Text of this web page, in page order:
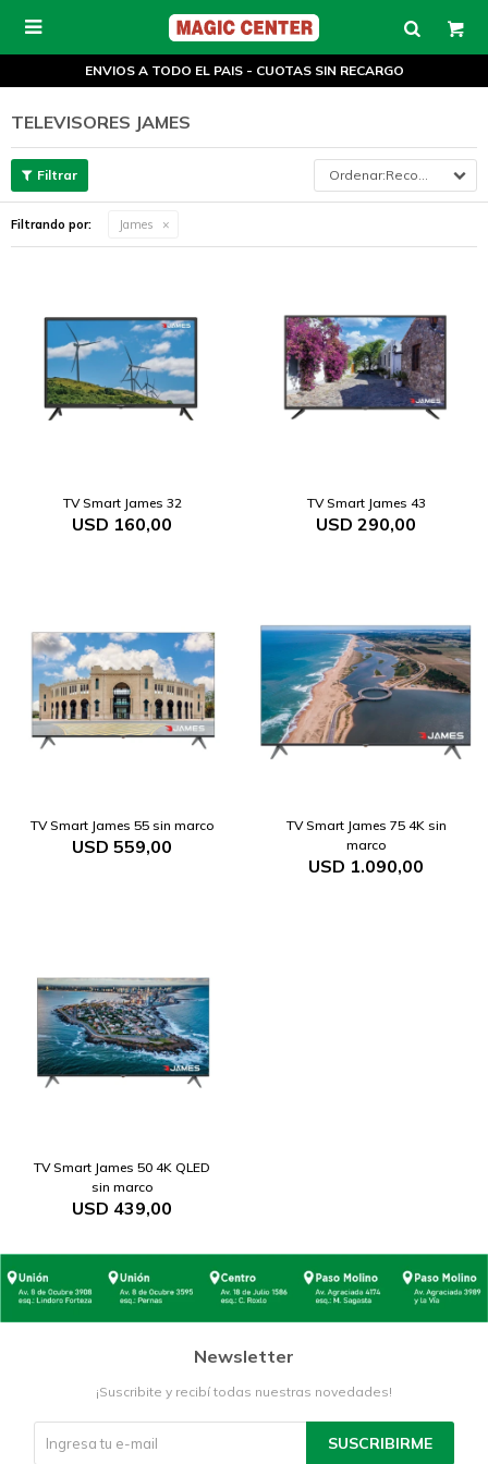

ENVIOS A TODO EL PAIS - CUOTAS SIN RECARGO
TELEVISORES JAMES
Recomendados
Filtrando por: James
TV Smart James 32
USD 160,00
TV Smart James 43
USD 290,00
TV Smart James 55 sin marco
USD 559,00
TV Smart James 75 4K sin
marco
USD 1.090,00
TV Smart James 50 4K QLED
sin marco
USD 439,00
Newsletter
¡Suscribite y recibí todas nuestras novedades!
SUSCRIBIRME